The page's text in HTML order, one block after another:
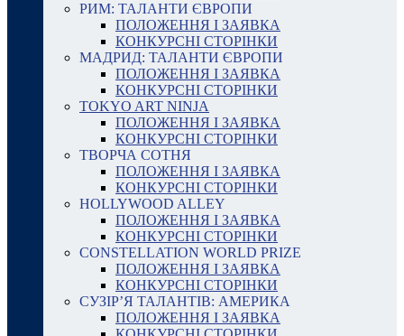
РИМ: ТАЛАНТИ ЄВРОПИ
ПОЛОЖЕННЯ І ЗАЯВКА
КОНКУРСНІ СТОРІНКИ
МАДРИД: ТАЛАНТИ ЄВРОПИ
ПОЛОЖЕННЯ І ЗАЯВКА
КОНКУРСНІ СТОРІНКИ
TOKYO ART NINJA
ПОЛОЖЕННЯ І ЗАЯВКА
КОНКУРСНІ СТОРІНКИ
ТВОРЧА СОТНЯ
ПОЛОЖЕННЯ І ЗАЯВКА
КОНКУРСНІ СТОРІНКИ
HOLLYWOOD ALLEY
ПОЛОЖЕННЯ І ЗАЯВКА
КОНКУРСНІ СТОРІНКИ
CONSTELLATION WORLD PRIZE
ПОЛОЖЕННЯ І ЗАЯВКА
КОНКУРСНІ СТОРІНКИ
СУЗІР’Я ТАЛАНТІВ: АМЕРИКА
ПОЛОЖЕННЯ І ЗАЯВКА